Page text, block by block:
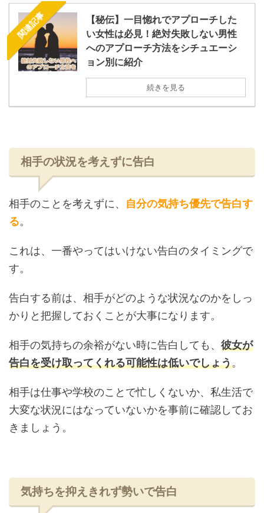
関連記事
【秘伝】一目惚れでアプローチした
い女性は必見！絶対失敗しない男性
へのアプローチ方法をシチュエーシ
ョン別に紹介
続きを見る
相手の状況を考えずに告白
相手のことを考えずに、 自分の気持ち優先で告白す
る。
これは、一番やってはいけない告白のタイミングで
す。
告白する前は、相手がどのような状況なのかをしっ
かりと把握しておくことが大事になります。
相手の気持ちの余裕がない時に告白しても、 彼女が
告白を受け取ってくれる可能性は低いでしょう。
相手は仕事や学校のことで忙しくないか、私生活で
大変な状況にはなっていないかを事前に確認してお
きましょう。
気持ちを抑えきれず勢いで告白